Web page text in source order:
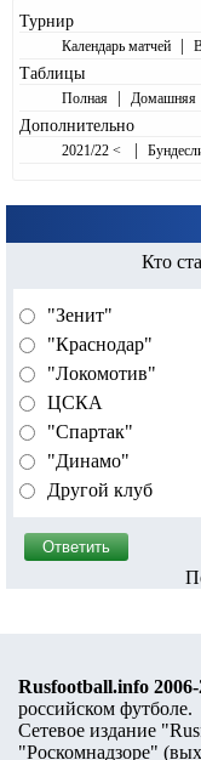
Турнир
Календарь матчей |
Таблицы
Полная | Домашняя
Дополнительно
2021/22 < |
Кто
"Зенит"
"Краснодар"
"Локомотив"
ЦСКА
"Спартак"
"Динамо"
Другой клуб
Rusfootball.info
российском футболе.
Сетевое издание
"Роскомнадзоре" (